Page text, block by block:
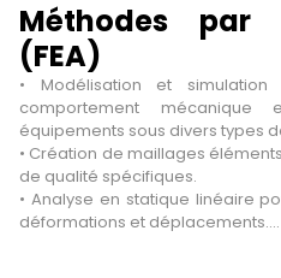
Méthodes par
(FEA)
• Modélisation et
comportement
équipements sous divers types
• Création de maillages
de qualité spécifiques.
• Analyse en statique linéaire
déformations et déplacements.